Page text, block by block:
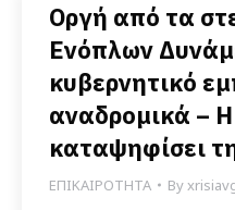
Οργή από τα
Ενόπλων
κυβερνητικό
αναδρομικά –
καταψηφίσει
ΕΠΙΚΑΙΡΟΤΗΤΑ By